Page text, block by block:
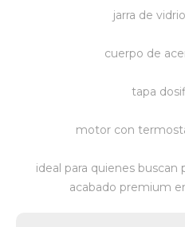
jarra de
cuerpo de
tapa
motor con
ideal para quienes buscan
acabado premium